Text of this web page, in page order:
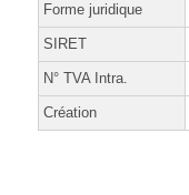
Forme juridique
SIRET
N° TVA Intra.
Création